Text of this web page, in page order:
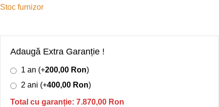
Stoc furnizor
Adaugă Extra Garanție !
1 an (+200,00 Ron)
2 ani (+400,00 Ron)
Total cu garanție: 7.870,00 Ron